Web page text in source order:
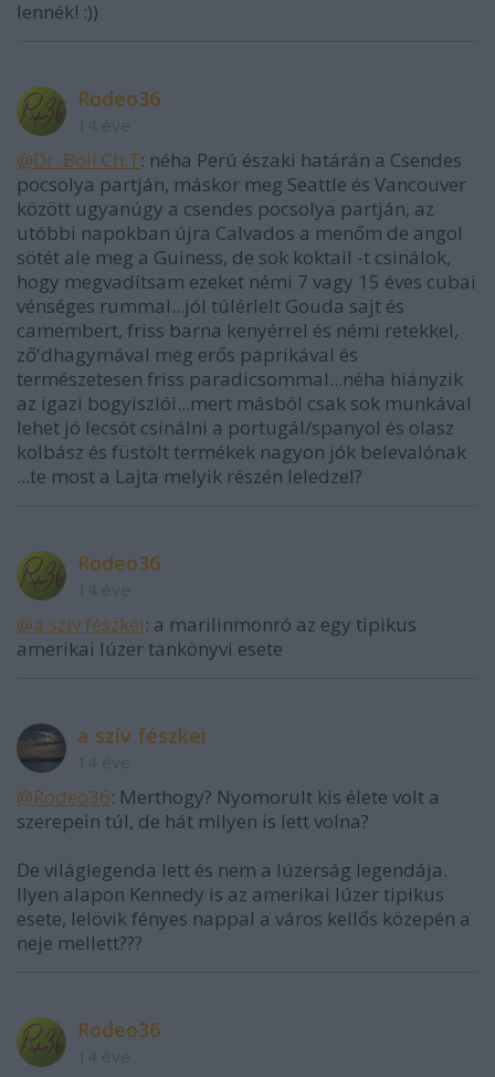
lennék! :))
Rodeo36
@Dr. Boli Ch.T: néha Perú északi határán a Csendes
pocsolya partján, máskor meg Seattle és Vancouver
között ugyanúgy a csendes pocsolya partján, az
utóbbi napokban újra Calvados a menőm de angol
sötét ale meg a Guiness, de sok koktail -t csinálok,
hogy megvadítsam ezeket némi 7 vagy 15 éves cubai
vénséges rummal...jól túlérlelt Gouda sajt és
camembert, friss barna kenyérrel és némi retekkel,
ző'dhagymával meg erős paprikával és
természetesen friss paradicsommal...néha hiányzik
az igazi bogyiszlói...mert másból csak sok munkával
lehet jó lecsót csinálni a portugál/spanyol és olasz
kolbász és füstölt termékek nagyon jók belevalónak
...te most a Lajta melyik részén leledzel?
Rodeo36
@a szív fészkei: a marilinmonró az egy tipikus
amerikai lúzer tankönyvi esete
a szív fészkei
@Rodeo36: Merthogy? Nyomorult kis élete volt a
szerepein túl, de hát milyen is lett volna?
De világlegenda lett és nem a lúzerság legendája.
Ilyen alapon Kennedy is az amerikai lúzer tipikus
esete, lelövik fényes nappal a város kellős közepén a
neje mellett???
Rodeo36